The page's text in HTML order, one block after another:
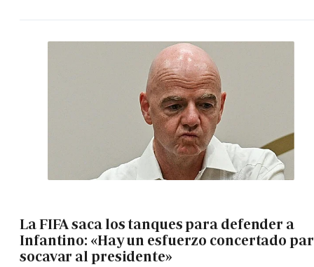
La FIFA saca los tanques para defender a
Infantino: «Hay un esfuerzo concertado
socavar al presidente»